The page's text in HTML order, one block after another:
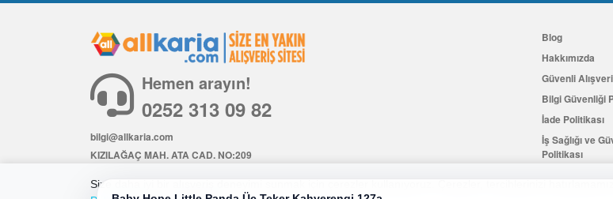
Size daha iyi bir alışveriş deneyimi sunmak için çerezler kullanıyoruz. Çerezler, tercihlerinizi
Hemen arayın!
0252 313 09 82
bilgi@allkaria.com
KIZILAĞAÇ MAH. ATA CAD. NO:209
Blog
Hakkımızda
Güvenli
Bilgi Güvenliği
İade Politikası
İş Sağlığı ve
Politikası